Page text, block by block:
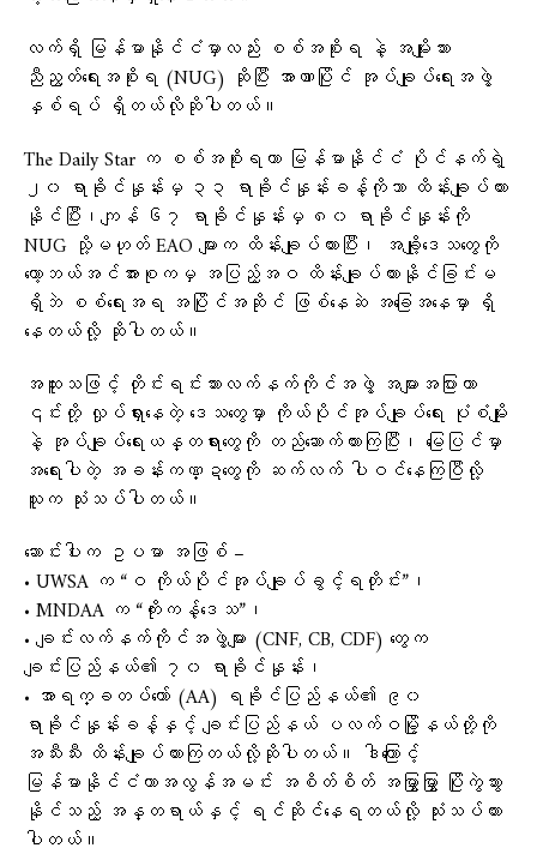
လက်ရှိ မြန်မာနိုင်ငံမှာလည်း စစ်အစိုးရ နဲ့ အမျိုးသား
ညီညွတ်ရေးအစိုးရ (NUG) ဆိုပြီး အာဏာပြိုင် အုပ်ချုပ်​ရေးအဖွဲ့
နှစ်ရပ် ရှိတယ်လိုဆိုပါတယ်။
The Daily Star က စစ်အစိုးရဟာ မြန်မာနိုင်ငံ ပိုင်နက်ရဲ့
၂၀ ရာခိုင်နှုန်းမှ ၃၃ ရာခိုင်နှုန်းခန့်ကိုသာ ထိန်းချုပ်ထား
နိုင်ပြီး၊ကျန် ၆၇ ရာခိုင်နှုန်းမှ ၈၀ ရာခိုင်နှုန်းကို
NUG သို့မဟုတ် EAO များက ထိန်းချုပ်ထားပြီး၊ အချို့ဒေသတွေကို
တော့ဘယ်အင်အားစုကမှ အပြည့်အဝ ထိန်းချုပ်ထားနိုင်ခြင်းမ
ရှိဘဲ စစ်ရေးအရ အပြိုင်အဆိုင် ဖြစ်နေဆဲ အခြေအနေမှာ ရှိ
နေတယ်လို့ ဆိုပါတယ်။
အထူးသဖြင့် တိုင်းရင်းသားလက်နက်ကိုင်အဖွဲ့ အများအပြားဟာ
၎င်းတို့ လှုပ်ရှားနေတဲ့ ဒေသတွေမှာ ကိုယ်ပိုင်အုပ်ချုပ်ရေး ပုံစံမျိုး
နဲ့ အုပ်ချုပ်ရေးယန္တရားတွေကို တည်ဆောက်ထားကြပြီး၊ မြေပြင်မှာ
အရေးပါတဲ့ အခန်းကဏ္ဍတွေကို ဆက်လက် ပါဝင်နေကြပြီလို့
သူက သုံးသပ်ပါတယ်။
ဆောင်းပါးက ဥပမာ အဖြစ် –
• UWSA က “ဝ ကိုယ်ပိုင်အုပ်ချုပ်ခွင့်ရတိုင်း”၊
• MNDAA က “ကိုးကန့်ဒေသ”၊
• ချင်းလက်နက်ကိုင်အဖွဲ့များ (CNF, CB, CDF) တွေက
ချင်းပြည်နယ်၏ ၇၀ ရာခိုင်နှုန်း၊
• အာရက္ခတပ်တော် (AA) ရခိုင်ပြည်နယ်၏ ၉၀
ရာခိုင်နှုန်းခန့်နှင့် ချင်းပြည်နယ် ပလက်ဝမြို့နယ်တို့ကို
အသီးသီး ထိန်းချုပ်ထားကြတယ်လို့ဆိုပါတယ်။ ဒါကြောင့်
မြန်မာနိုင်ငံဟာအလွန်အမင်း အစိတ်စိတ် အမြွှာမြွှာ ပြိုကွဲသွား
နိုင်သည့် အန္တရာယ်နှင့် ရင်ဆိုင်နေရတယ်လို့ သုံးသပ်ထား
ပါတယ်။